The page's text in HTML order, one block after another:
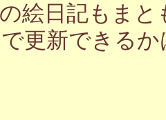
絵日記もま
更新できる